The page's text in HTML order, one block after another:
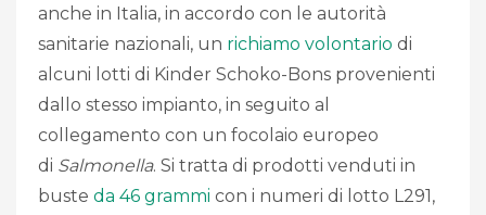
anche in Italia, in accordo con le autorità
sanitarie nazionali, un richiamo volontario di
alcuni lotti di Kinder Schoko-Bons provenienti
dallo stesso impianto, in seguito al
collegamento con un focolaio europeo
di Salmonella. Si tratta di prodotti venduti in
buste da 46 grammi con i numeri di lotto L291,